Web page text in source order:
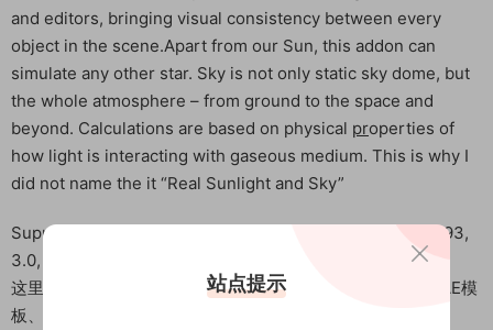
and editors, bringing visual consistency between every
object in the scene.Apart from our Sun, this addon can
simulate any other star. Sky is not only static sky dome, but
the whole atmosphere – from ground to the space and
beyond. Calculations are based on physical properties of
how light is interacting with gaseous medium. This is why I
did not name the it “Real Sunlight and Sky”
Supports Blender 2.8, 2.81, 2.82, 2.83, 2.9, 2.91, 2.92, 2.93,
3.0, 3.1, 3.2, 3.3, 3.4, 3.5
这里是后期屋资源站，欢迎您来后期屋下载影视后期资源（AE模
板、PR模板、音视频频素材各种插件等）
站点提示